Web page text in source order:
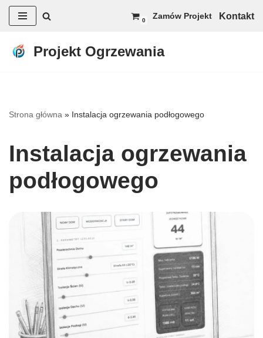
do
0 Zamów Projekt Kontakt
Projekt Ogrzewania
Strona główna » Instalacja ogrzewania podłogowego
Instalacja ogrzewania
podłogowego